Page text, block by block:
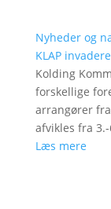
Nyheder og
KLAP
Kolding
forskellige
arrangører
afvikles fra
Læs mere